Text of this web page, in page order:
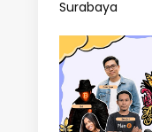
Surabaya